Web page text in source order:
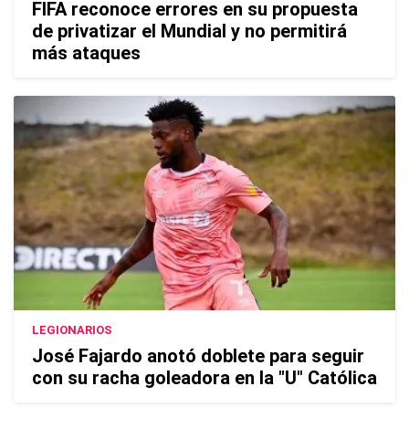
FIFA reconoce errores en su propuesta
de privatizar el Mundial y no permitirá
más ataques
LEGIONARIOS
José Fajardo anotó doblete para seguir
con su racha goleadora en la "U" Católica